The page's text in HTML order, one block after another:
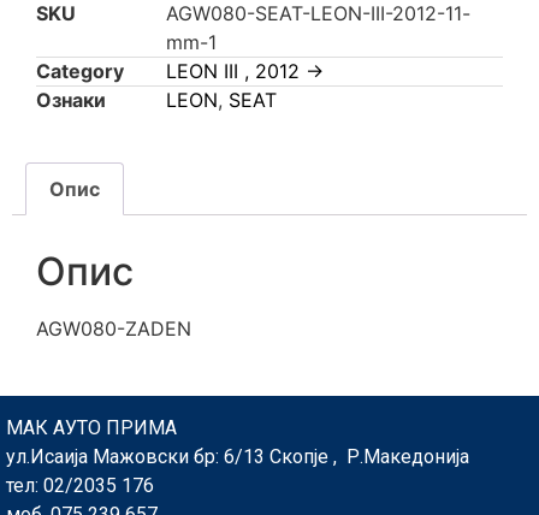
SKU
AGW080-SEAT-LEON-III-2012-11-
mm-1
Category
LEON III , 2012 ->
Ознаки
LEON, SEAT
Опис
Опис
AGW080-ZADEN
МАК АУТО ПРИМА
ул.Исаија Мажовски бр: 6/13 Скопје , Р.Македонија
тел: 02/2035 176